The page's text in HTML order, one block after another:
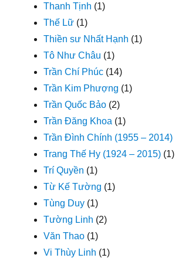
Thanh Tịnh (1)
Thế Lữ (1)
Thiền sư Nhất Hạnh (1)
Tô Như Châu (1)
Trần Chí Phúc (14)
Trần Kim Phượng (1)
Trần Quốc Bảo (2)
Trần Đăng Khoa (1)
Trần Đình Chính (1955 – 2014)
Trang Thế Hy (1924 – 2015) (1)
Trí Quyền (1)
Từ Kế Tường (1)
Tùng Duy (1)
Tường Linh (2)
Văn Thao (1)
Vi Thùy Linh (1)